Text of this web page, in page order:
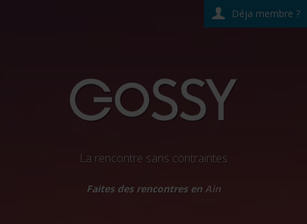
Déja membre ?
La rencontre sans contraintes
Faites des rencontres en Ain